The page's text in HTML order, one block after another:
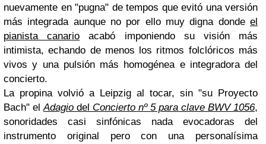
nuevamente en "pugna" de tempos que evitó una versión
más integrada aunque no por ello muy digna donde el
pianista canario acabó imponiendo su visión más
intimista, echando de menos los ritmos folclóricos más
vivos y una pulsión más homogénea e integradora del
concierto.
La propina volvió a Leipzig al tocar, sin "su Proyecto
Bach" elAdagio del Concierto nº 5 para clave BWV 1056,
sonoridades casi sinfónicas nada evocadoras del
instrumento original pero con una personalísima